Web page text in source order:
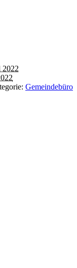
2022
Gemeindebüro